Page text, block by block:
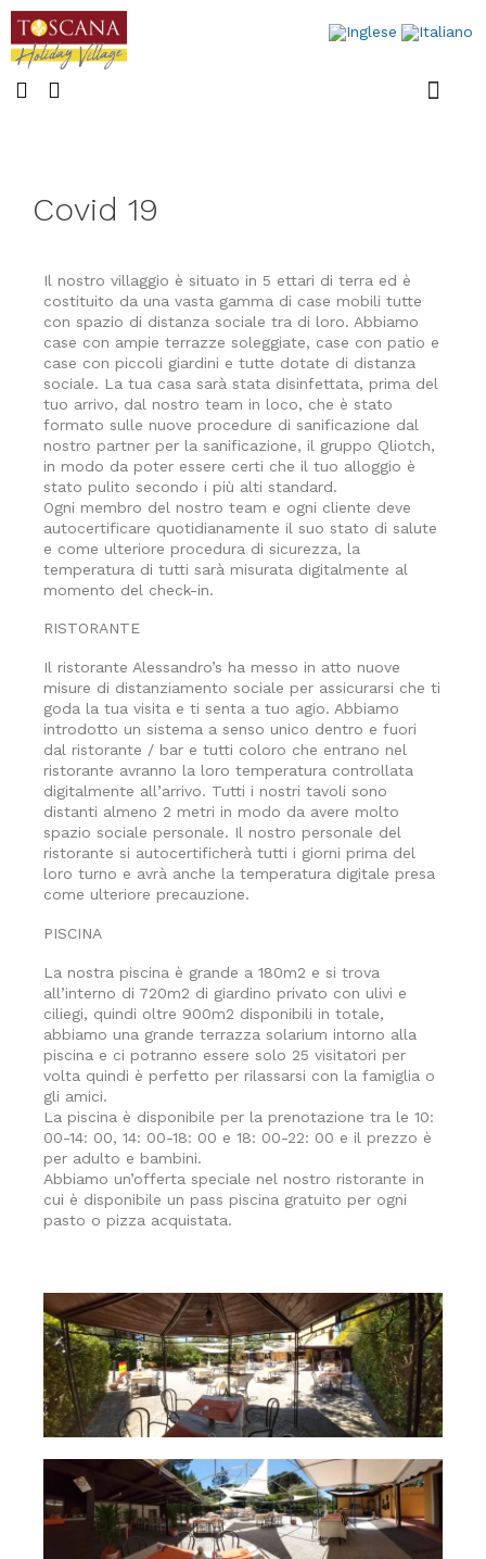
Covid 19
Il nostro villaggio è situato in 5 ettari di terra ed è
costituito da una vasta gamma di case mobili tutte
con spazio di distanza sociale tra di loro. Abbiamo
case con ampie terrazze soleggiate, case con patio e
case con piccoli giardini e tutte dotate di distanza
sociale. La tua casa sarà stata disinfettata, prima del
tuo arrivo, dal nostro team in loco, che è stato
formato sulle nuove procedure di sanificazione dal
nostro partner per la sanificazione, il gruppo Qliotch,
in modo da poter essere certi che il tuo alloggio è
stato pulito secondo i più alti standard.
Ogni membro del nostro team e ogni cliente deve
autocertificare quotidianamente il suo stato di salute
e come ulteriore procedura di sicurezza, la
temperatura di tutti sarà misurata digitalmente al
momento del check-in.
RISTORANTE
Il ristorante Alessandro’s ha messo in atto nuove
misure di distanziamento sociale per assicurarsi che ti
goda la tua visita e ti senta a tuo agio. Abbiamo
introdotto un sistema a senso unico dentro e fuori
dal ristorante / bar e tutti coloro che entrano nel
ristorante avranno la loro temperatura controllata
digitalmente all’arrivo. Tutti i nostri tavoli sono
distanti almeno 2 metri in modo da avere molto
spazio sociale personale. Il nostro personale del
ristorante si autocertificherà tutti i giorni prima del
loro turno e avrà anche la temperatura digitale presa
come ulteriore precauzione.
PISCINA
La nostra piscina è grande a 180m2 e si trova
all’interno di 720m2 di giardino privato ​​con ulivi e
ciliegi, quindi oltre 900m2 disponibili in totale,
abbiamo una grande terrazza solarium intorno alla
piscina e ci potranno essere solo 25 visitatori per
volta quindi è perfetto per rilassarsi con la famiglia o
gli amici.
La piscina è disponibile per la prenotazione tra le 10:
00-14: 00, 14: 00-18: 00 e 18: 00-22: 00 e il prezzo è
per adulto e bambini.
Abbiamo un’offerta speciale nel nostro ristorante in
cui è disponibile un pass piscina gratuito per ogni
pasto o pizza acquistata.